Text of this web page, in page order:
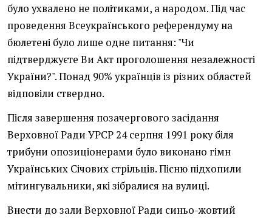
було ухвалено не політиками, а народом. Під час
проведення Всеукраїнського референдуму на
бюлетені було лише одне питання: "Чи
підтверджуєте Ви Акт проголошення незалежності
України?". Понад 90% українців із різних областей
відповіли ствердно.
Після завершення позачергового засідання
Верховної Ради УРСР 24 серпня 1991 року біля
трибуни опозиціонерами було виконано гімн
Українських Січових стрільців. Пісню підхопили
мітингувальники, які зібралися на вулиці.
Внести до зали Верховної Ради синьо-жовтий